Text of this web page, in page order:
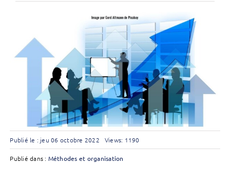
Publié le : jeu 06 octobre 2022 Views: 1190
Publié dans : Méthodes et organisation